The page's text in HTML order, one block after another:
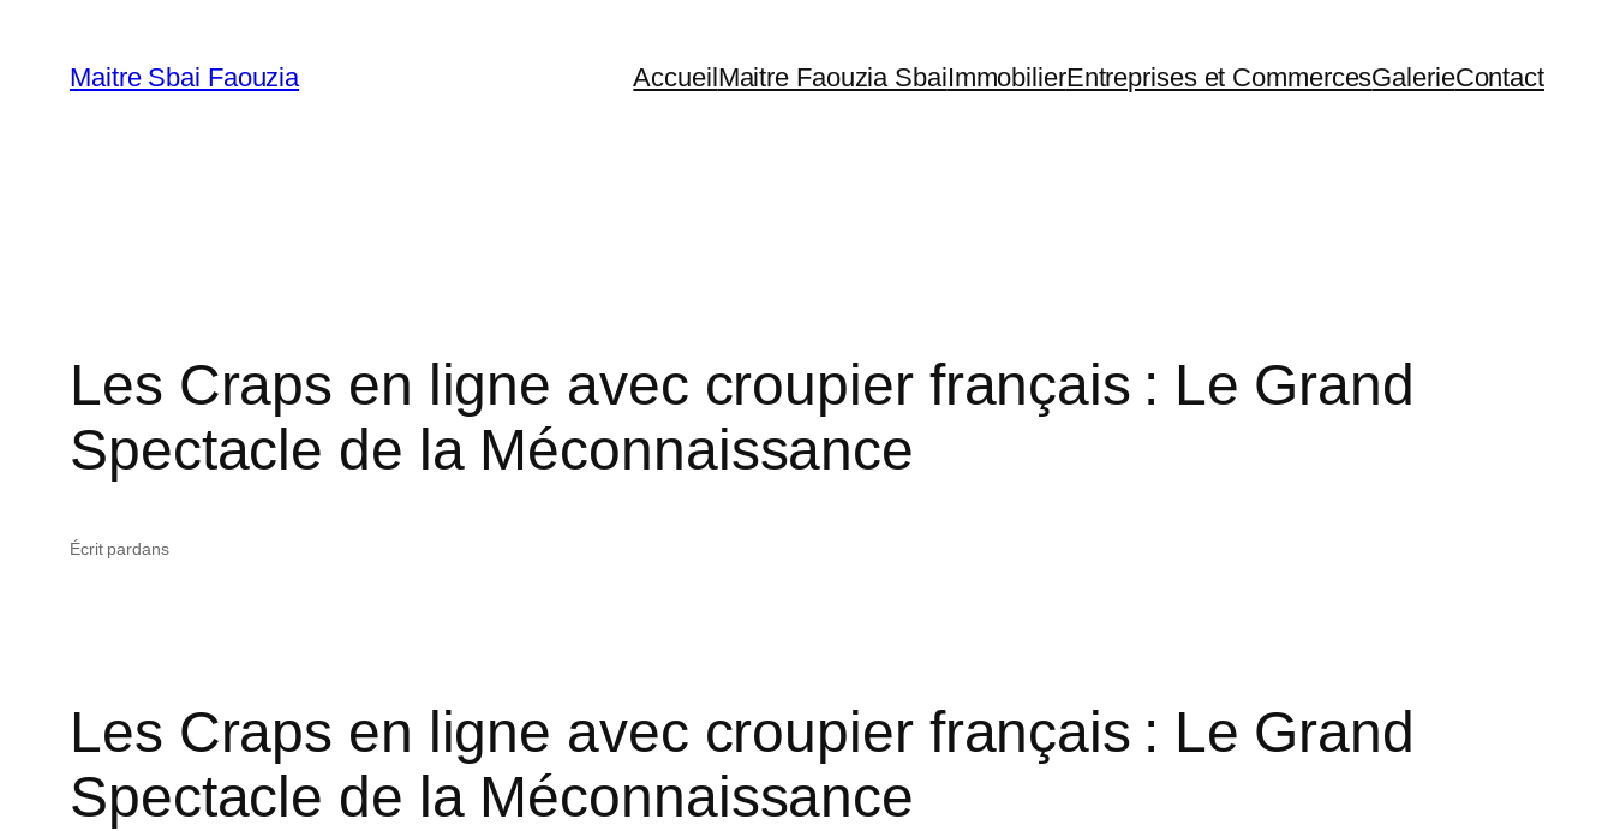
contenu
Maitre Sbai Faouzia AccueilMaitre Faouzia SbaiImmobilierEntreprises et CommercesGalerieContact
Les Craps en ligne avec croupier français : Le Grand
Spectacle de la Méconnaissance
Écrit pardans
Les Craps en ligne avec croupier français : Le Grand
Spectacle de la Méconnaissance